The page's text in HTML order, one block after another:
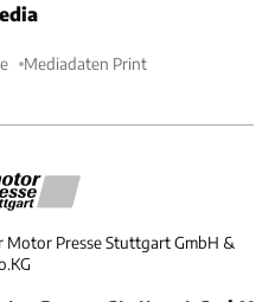
Mediadaten Print
Motor Presse Stuttgart GmbH &